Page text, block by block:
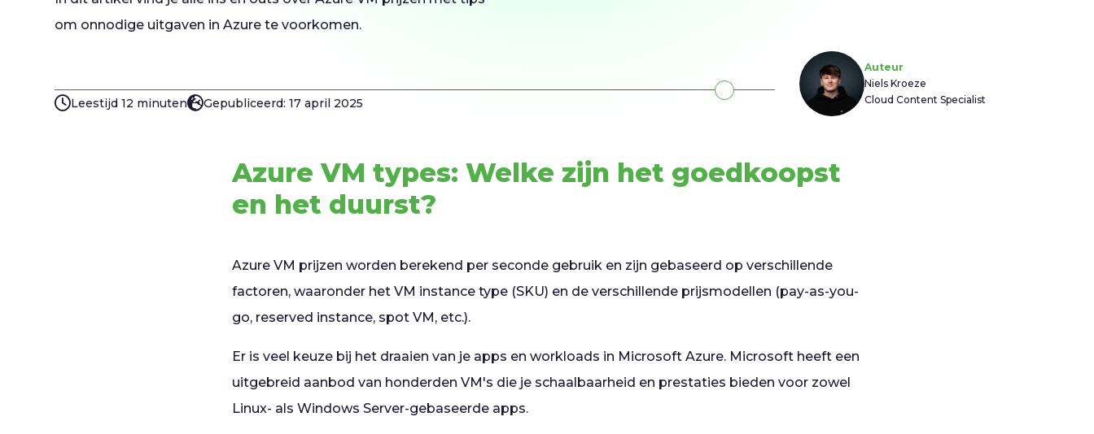
om onnodige uitgaven in Azure te voorkomen.
Auteur
Niels Kroeze
Cloud Content Specialist
Leestijd 12 minuten Gepubliceerd: 17 april 2025
Azure VM types: Welke zijn het goedkoopst
en het duurst?
Azure VM prijzen worden berekend per seconde gebruik en zijn gebaseerd op verschillende
factoren, waaronder het VM instance type (SKU) en de verschillende prijsmodellen (pay-as-you-
go, reserved instance, spot VM, etc.).
Er is veel keuze bij het draaien van je apps en workloads in Microsoft Azure. Microsoft heeft een
uitgebreid aanbod van honderden VM's die je schaalbaarheid en prestaties bieden voor zowel
Linux- als Windows Server-gebaseerde apps.